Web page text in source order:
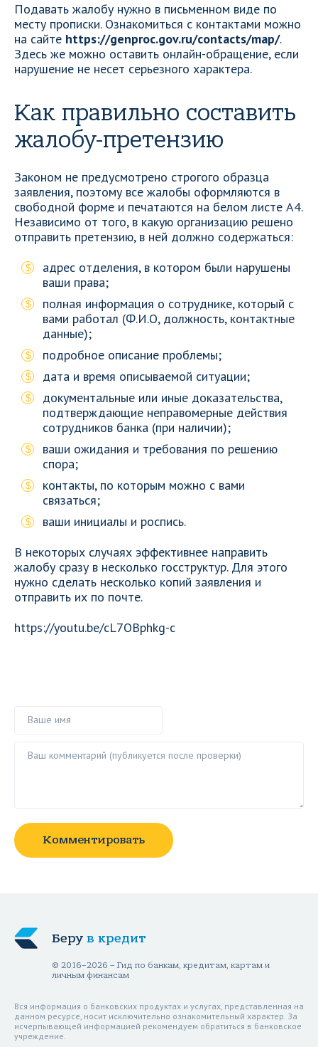
Подавать жалобу нужно в письменном виде по
месту прописки. Ознакомиться с контактами можно
на сайте https://genproc.gov.ru/contacts/map/.
Здесь же можно оставить онлайн-обращение, если
нарушение не несет серьезного характера.
Как правильно составить
жалобу-претензию
Законом не предусмотрено строгого образца
заявления, поэтому все жалобы оформляются в
свободной форме и печатаются на белом листе А4.
Независимо от того, в какую организацию решено
отправить претензию, в ней должно содержаться:
адрес отделения, в котором были нарушены
ваши права;
полная информация о сотруднике, который с
вами работал (Ф.И.О, должность, контактные
данные);
подробное описание проблемы;
дата и время описываемой ситуации;
документальные или иные доказательства,
подтверждающие неправомерные действия
сотрудников банка (при наличии);
ваши ожидания и требования по решению
спора;
контакты, по которым можно с вами
связаться;
ваши инициалы и роспись.
В некоторых случаях эффективнее направить
жалобу сразу в несколько госструктур. Для этого
нужно сделать несколько копий заявления и
отправить их по почте.
https://youtu.be/cL7OBphkg-c
Комментировать
Беру в кредит
© 2016–2026 – Гид по банкам, кредитам, картам и
личным финансам
Вся информация о банковских продуктах и услугах, представленная на
данном ресурсе, носит исключительно ознакомительный характер. За
исчерпывающей информацией рекомендуем обратиться в банковское
учреждение.